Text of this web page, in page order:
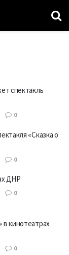
спектакль
0
«Сказка о
0
ДНР
0
кинотеатрах
0